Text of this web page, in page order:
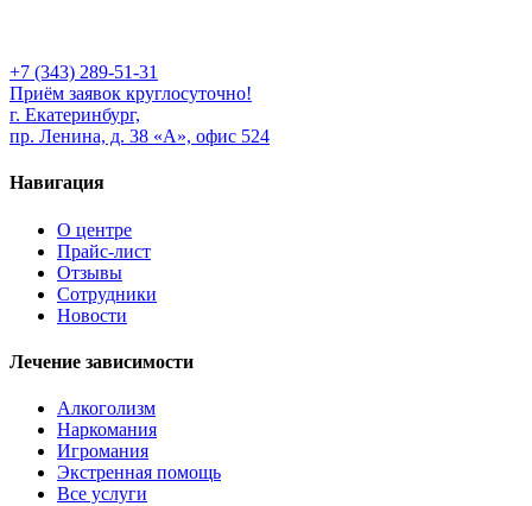
+7 (343) 289-51-31
Приём заявок круглосуточно!
г. Екатеринбург,
пр. Ленина, д. 38 «А», офис 524
Навигация
О центре
Прайс-лист
Отзывы
Сотрудники
Новости
Лечение зависимости
Алкоголизм
Наркомания
Игромания
Экстренная помощь
Все услуги